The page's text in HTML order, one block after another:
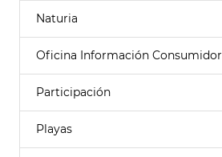
Naturia
Oficina Información Consumidor
Participación
Playas